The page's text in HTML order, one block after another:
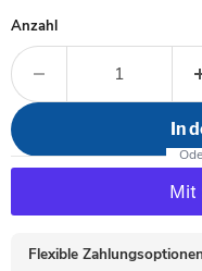
Anzahl
In
Flexible Zahlungsoptionen